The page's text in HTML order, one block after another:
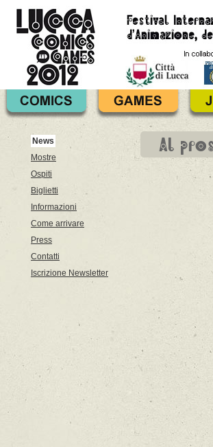
Al
News
Mostre
Ospiti
Biglietti
Informazioni
Come arrivare
Press
Contatti
Iscrizione Newsletter